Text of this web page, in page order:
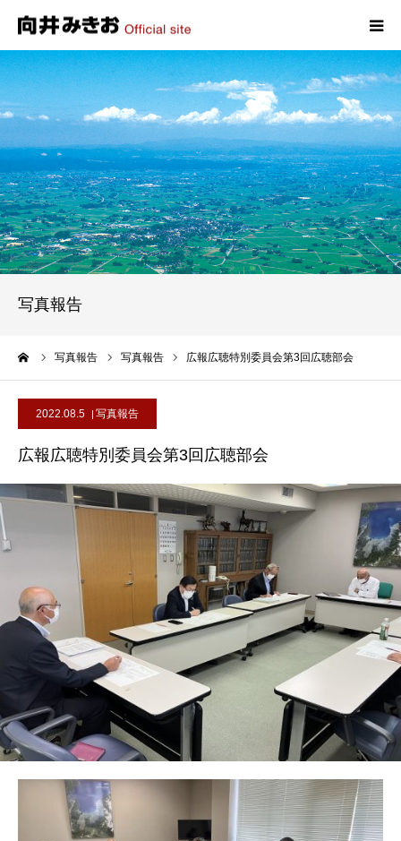
写真報告
写真報告 写真報告 広報広聴特別委員会第3回広聴部会
2022.08.5 写真報告
広報広聴特別委員会第3回広聴部会
HOME
プロフィール
政策
活動報告